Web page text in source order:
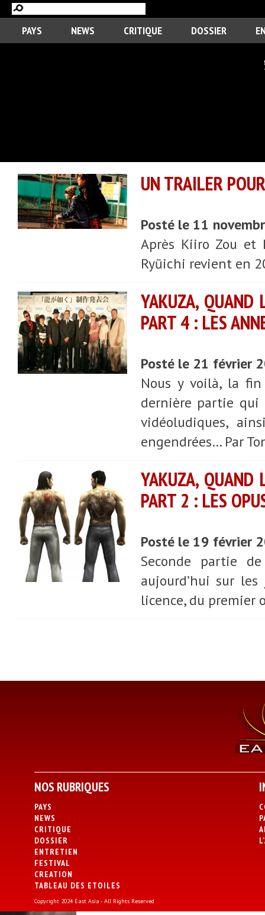
PAYS NEWS CRITIQUE DOSSIER
UN TRAILER
Posté le 11
Après Kiiro Zou et
Ryūichi revient en
YAKUZA, QUAND
PART 4 : LES
Posté le 21 février
Nous y voilà, la
dernière partie qui
vidéoludiques,
engendrées… Par
YAKUZA, QUAND
PART 2 : LES
Posté le 19 février
Seconde partie
aujourd’hui sur
licence, du premier
NOS RUBRIQUES
PAYS
NEWS
CRITIQUE
DOSSIER
ENTRETIEN
FESTIVAL
CREATION
TABLEAU DES ETOILES
Copyright 2024 East Asia - All Rights Reserved